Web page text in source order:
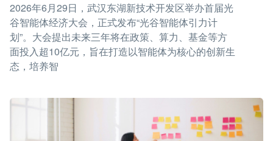
2026年6月29日，武汉东湖新技术开发区举办首届光
谷智能体经济大会，正式发布“光谷智能体引力计
划”。大会提出未来三年将在政策、算力、基金等方
面投入超10亿元，旨在打造以智能体为核心的创新生
态，培养智